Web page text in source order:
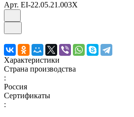
Арт. EI-22.05.21.003Х
Характеристики
Страна производства
:
Россия
Сертификаты
: